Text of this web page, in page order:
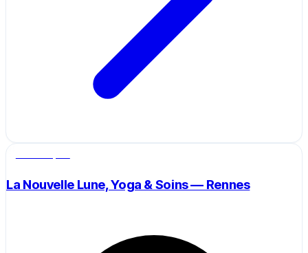
La Nouvelle Lune, Yoga & Soins — Rennes